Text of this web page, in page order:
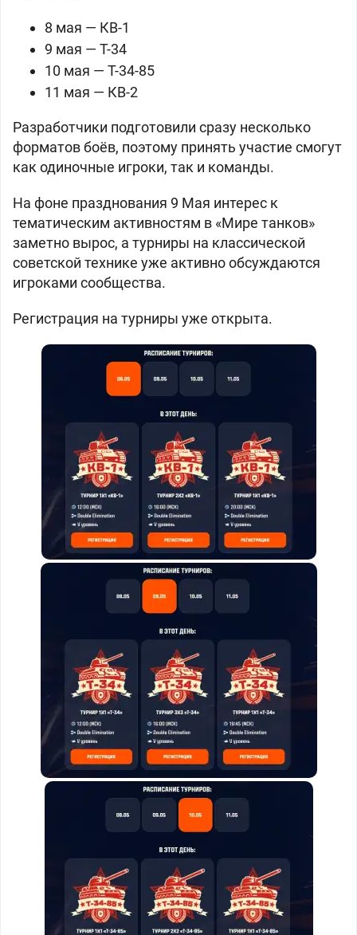
8 мая — КВ-1
9 мая — Т-34
10 мая — Т-34-85
11 мая — КВ-2
Разработчики подготовили сразу несколько
форматов боёв, поэтому принять участие смогут
как одиночные игроки, так и команды.
На фоне празднования 9 Мая интерес к
тематическим активностям в «Мире танков»
заметно вырос, а турниры на классической
советской технике уже активно обсуждаются
игроками сообщества.
Регистрация на турниры уже открыта.